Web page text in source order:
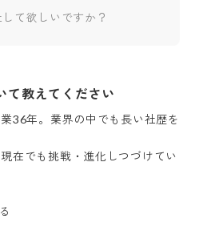
て欲しいですか？
て教えてください
36年。業界の中でも長い社歴を
在でも挑戦・進化しつづけてい